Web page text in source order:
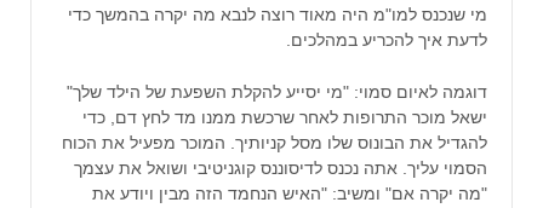
מי שנכנס למו"מ היה מאוד רוצה לנבא מה יקרה בהמשך כדי
לדעת איך להכריע במהלכים.
דוגמה לאיום סמוי: "מי יסייע להקלת השפעת של הילד שלך"
ישאל מוכר התרופות לאחר שרכשת ממנו מד לחץ דם, כדי
להגדיל את הבונוס שלו מסל קניותיך. המוכר מפעיל את הכוח
הסמוי עליך. אתה נכנס לדיסוננס קוגניטיבי ושואל את עצמך
"מה יקרה אם" ומשיב: "האיש הנחמד הזה מבין ויודע את